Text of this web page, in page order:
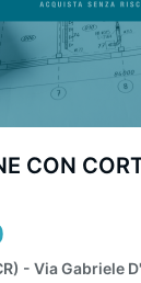
CON
- Via Gabriele